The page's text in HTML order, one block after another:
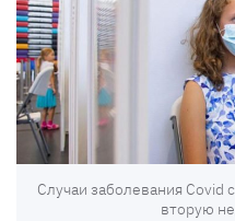
Случаи заболевания Covid
вторую